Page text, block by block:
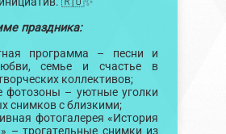
праздника:
программа – песни и
семье и счастье в
коллективов;
фотозоны – уютные уголки
снимков с близкими;
фотогалерея «История
– трогательные снимки из